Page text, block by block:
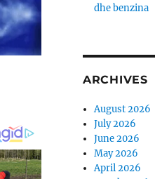
dhe benzina
ARCHIVES
August 2026
July 2026
June 2026
May 2026
April 2026